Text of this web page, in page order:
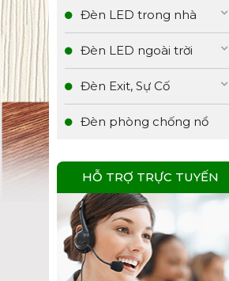
Đèn LED trong nhà
Đèn LED ngoài trời
Đèn Exit, Sự Cố
Đèn phòng chống nổ
HỖ TRỢ TRỰC TUYẾN